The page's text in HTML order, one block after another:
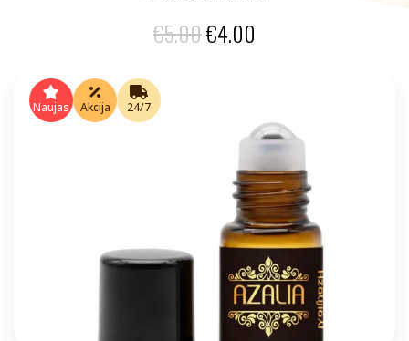
€5.00Original
€5.00.
€4.00
€4.00.
Naujas Akcija 24/7